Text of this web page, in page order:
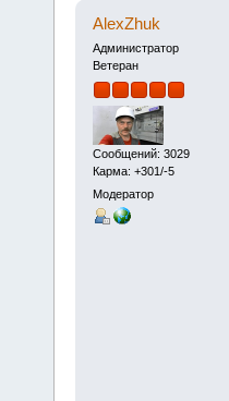
AlexZhuk
Администратор
Ветеран
Сообщений: 3029
Карма: +301/-5
Модератор